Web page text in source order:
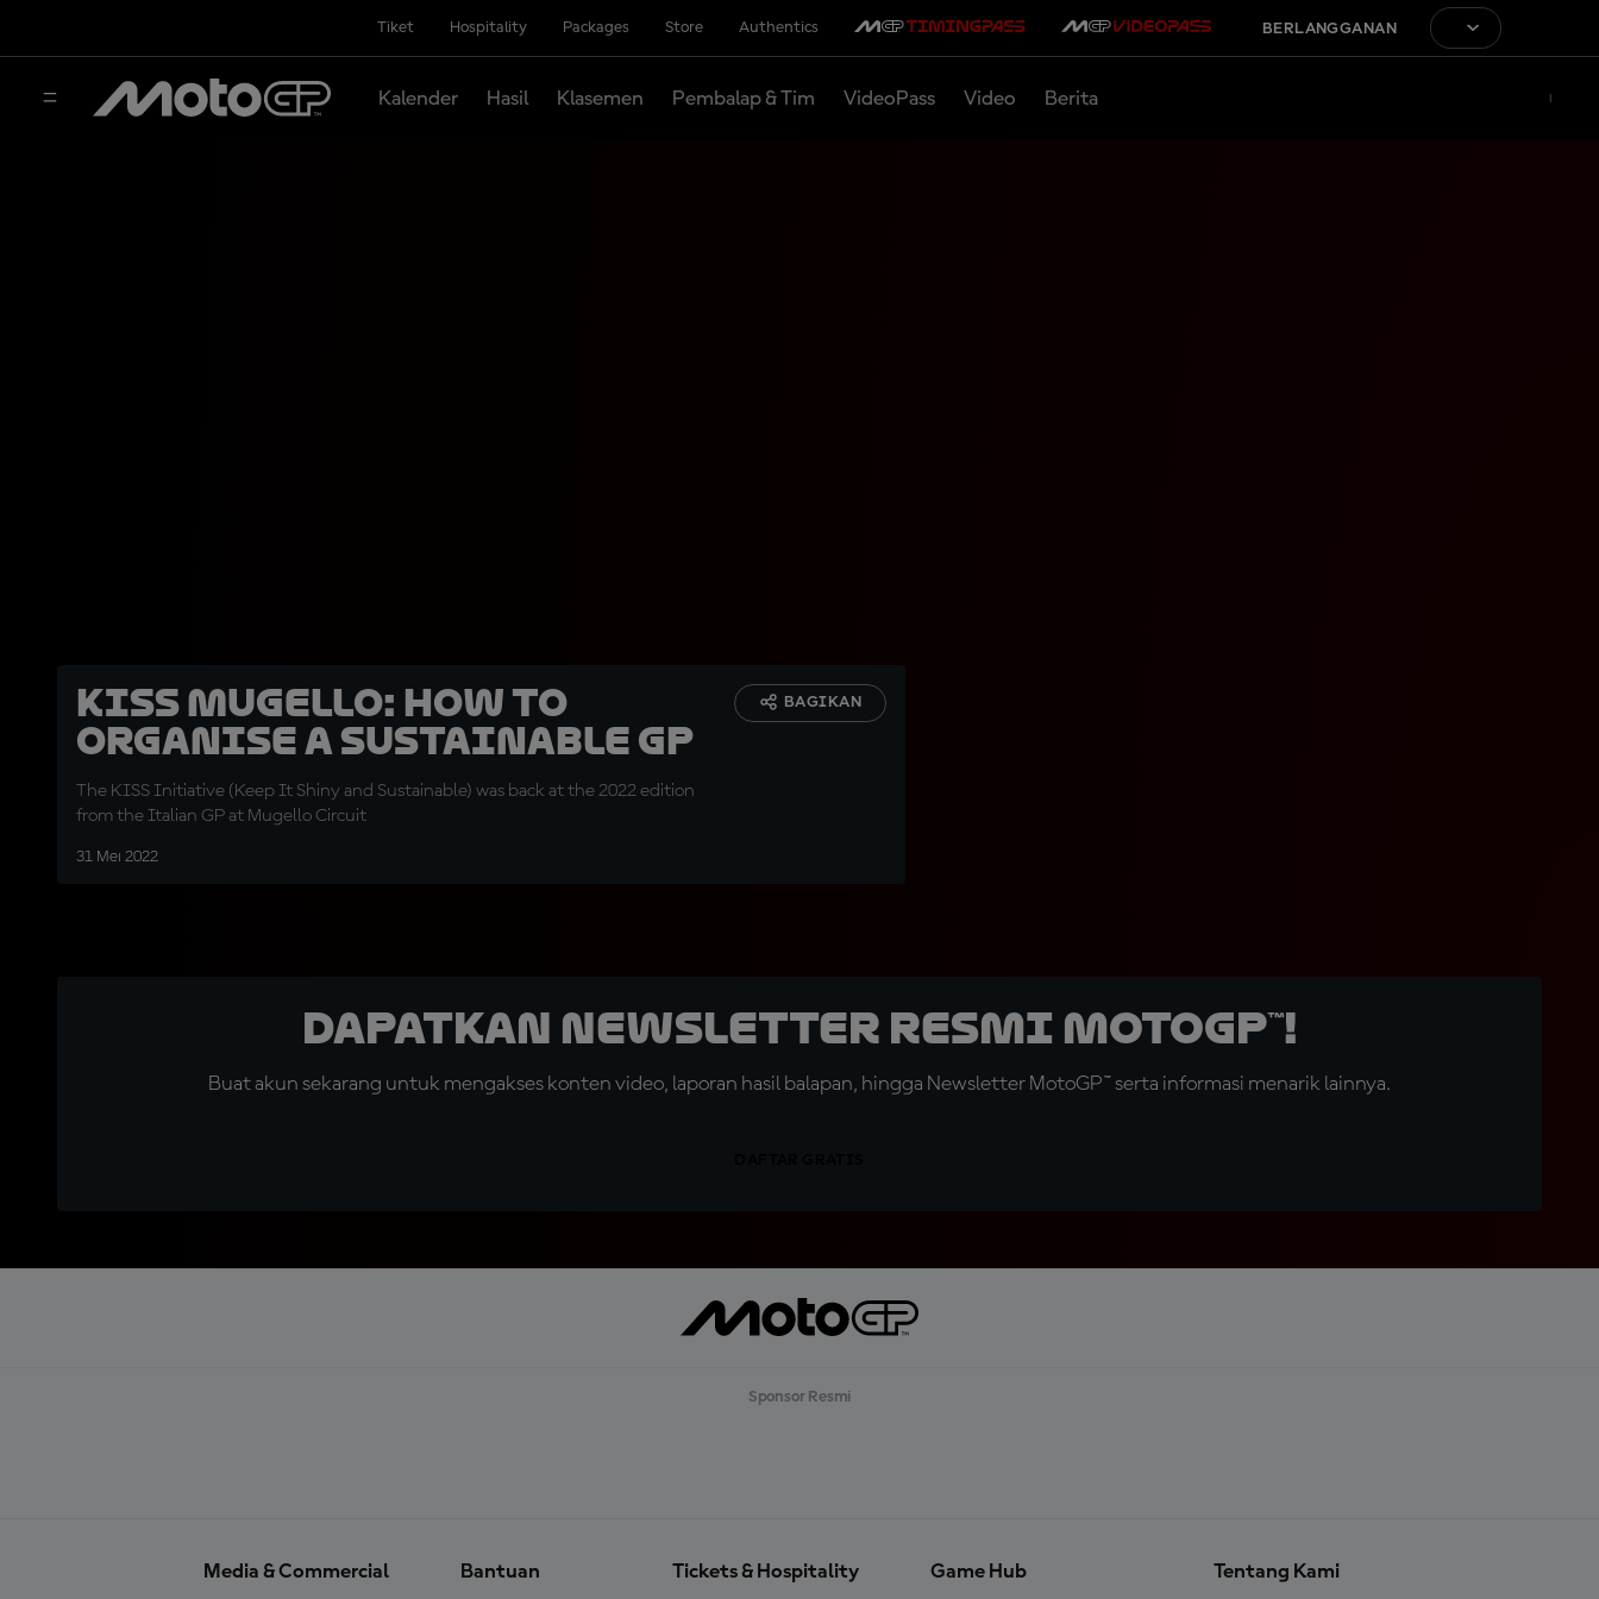
Tiket Hospitality Packages Store Authentics BERLANGGANAN
Kalender Hasil Klasemen Pembalap & Tim VideoPass Video Berita
KISS Mugello: how to
organise a sustainable GP
The KISS Initiative (Keep It Shiny and Sustainable) was back at the 2022 edition
from the Italian GP at Mugello Circuit
31 Mei 2022
BAGIKAN
Dapatkan Newsletter Resmi MotoGP™!
Buat akun sekarang untuk mengakses konten video, laporan hasil balapan, hingga Newsletter MotoGP™ serta informasi menarik lainnya.
Sponsor Resmi
Media & Commercial Bantuan Tickets & Hospitality Game Hub Tentang Kami